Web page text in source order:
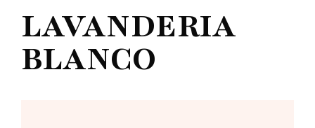
LAVANDERIA
BLANCO